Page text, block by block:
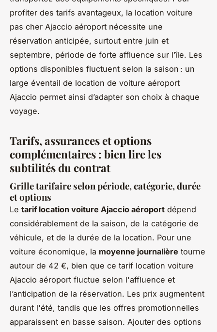
profiter des tarifs avantageux, la location voiture
pas cher Ajaccio aéroport nécessite une
réservation anticipée, surtout entre juin et
septembre, période de forte affluence sur l’île. Les
options disponibles fluctuent selon la saison : un
large éventail de location de voiture aéroport
Ajaccio permet ainsi d’adapter son choix à chaque
voyage.
Tarifs, assurances et options
complémentaires : bien lire les
subtilités du contrat
Grille tarifaire selon période, catégorie, durée
et options
Le tarif location voiture Ajaccio aéroport dépend
considérablement de la saison, de la catégorie de
véhicule, et de la durée de la location. Pour une
voiture économique, la moyenne journalière tourne
autour de 42 €, bien que ce tarif location voiture
Ajaccio aéroport fluctue selon l'affluence et
l’anticipation de la réservation. Les prix augmentent
durant l'été, tandis que les offres promotionnelles
apparaissent en basse saison. Ajouter des options